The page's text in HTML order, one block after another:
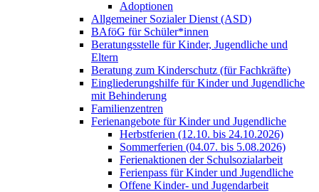
Adoptionen
Allgemeiner Sozialer Dienst (ASD)
BAföG für Schüler*innen
Beratungsstelle für Kinder, Jugendliche und
Eltern
Beratung zum Kinderschutz (für Fachkräfte)
Eingliederungshilfe für Kinder und Jugendliche
mit Behinderung
Familienzentren
Ferienangebote für Kinder und Jugendliche
Herbstferien (12.10. bis 24.10.2026)
Sommerferien (04.07. bis 5.08.2026)
Ferienaktionen der Schulsozialarbeit
Ferienpass für Kinder und Jugendliche
Offene Kinder- und Jugendarbeit